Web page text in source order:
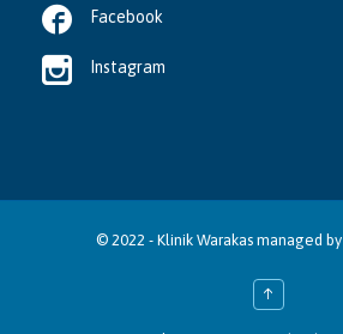
 Facebook
 Instagram
© 2022 - Klinik Warakas managed by
↑